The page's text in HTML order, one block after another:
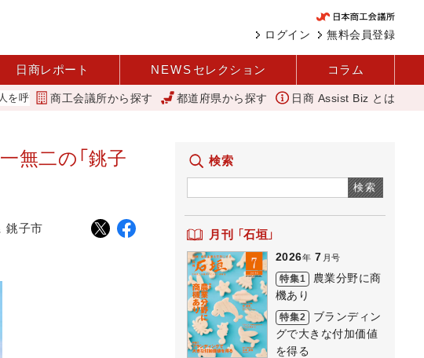
無料会員登録
ログイン
日商レポート NEWS セレクション コラム
む 元気な商店街 下町人情キラキラ橘商店街 外国人雇用状況を公表 過去最多、
商工会議所から探す 都道府県から探す 日商 Assist Biz とは
無二の「銚子
銚子市
検索
検索
月刊 「石垣」
2026年 7 月号
特集1
農業分野に商
機あり
特集2
ブランディン
グで大きな付加価値
を得る